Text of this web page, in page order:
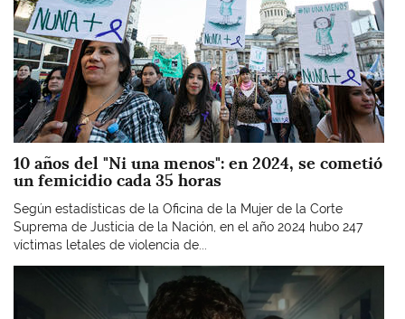
10 años del "Ni una menos": en 2024, se cometió
un femicidio cada 35 horas
Según estadísticas de la Oficina de la Mujer de la Corte
Suprema de Justicia de la Nación, en el año 2024 hubo 247
víctimas letales de violencia de...